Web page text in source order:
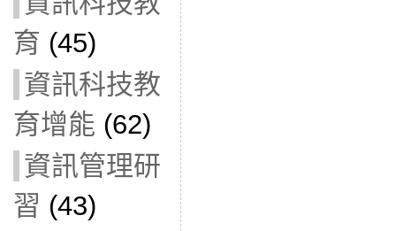
育 (45)
資訊科技教
育增能 (62)
資訊管理研
習 (43)